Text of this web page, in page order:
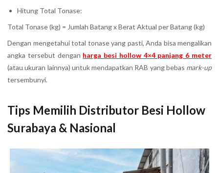
Hitung Total Tonase:
Total Tonase (kg) = Jumlah Batang x Berat Aktual per Batang (kg)
Dengan mengetahui total tonase yang pasti, Anda bisa mengalikan
angka tersebut dengan harga besi hollow 4×4 panjang 6 meter
(atau ukuran lainnya) untuk mendapatkan RAB yang bebas mark-up
tersembunyi.
Tips Memilih Distributor Besi Hollow
Surabaya & Nasional